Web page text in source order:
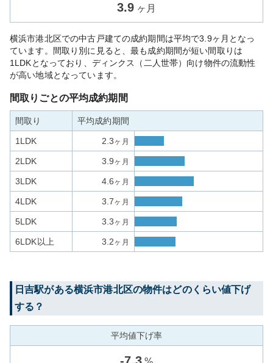
3.9 ヶ月
横浜市港北区での中古戸建ての成約期間は平均で3.9ヶ月となっ
ています。間取り別に見ると、最も成約期間が短い間取りは
1LDKとなっており、ディンクス（二人世帯）向け物件の流動性
が高い地域となっています。
間取りごとの平均成約期間
間取り 平均成約期間
1LDK 2.3ヶ月
2LDK 3.9ヶ月
3LDK 4.6ヶ月
4LDK 3.7ヶ月
5LDK 3.3ヶ月
6LDK以上 3.2ヶ月
日吉駅がある横浜市港北区の物件はどのくらい値下げ
する？
平均値下げ率